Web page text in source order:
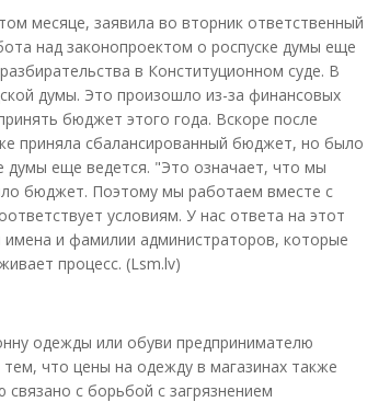
месяце, заявила во вторник ответственный
над законопроектом о роспуске думы еще
в Конституционном суде. В
думы. Это произошло из-за финансовых
бюджет этого года. Вскоре после
приняла сбалансированный бюджет, но было
думы еще ведется. "Это означает, что мы
бюджет. Поэтому мы работаем вместе с
условиям. У нас ответа на этот
и фамилии администраторов, которые
процесс. (Lsm.lv)
одежды или обуви предпринимателю
что цены на одежду в магазинах также
с борьбой с загрязнением